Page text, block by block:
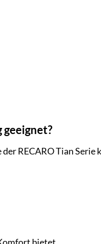
geeignet?
RECARO Tian Serie